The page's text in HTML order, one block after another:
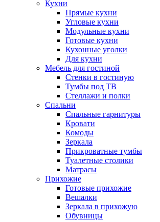
Кухни
Прямые кухни
Угловые кухни
Модульные кухни
Готовые кухни
Кухонные уголки
Для кухни
Мебель для гостиной
Стенки в гостиную
Тумбы под ТВ
Стеллажи и полки
Спальни
Спальные гарнитуры
Кровати
Комоды
Зеркала
Прикроватные тумбы
Туалетные столики
Матрасы
Прихожие
Готовые прихожие
Вешалки
Зеркала в прихожую
Обувницы